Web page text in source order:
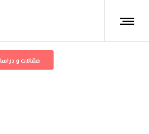
مقالات و